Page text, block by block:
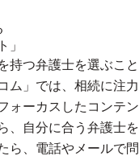
」
持つ弁護士を選ぶこと
ム」では、相続に注力
ォーカスしたコンテン
、自分に合う弁護士を
ら、電話やメールで問